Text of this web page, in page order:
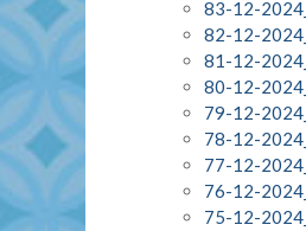
83-12-
82-12-
81-12-
80-12-
79-12-
78-12-
77-12-
76-12-
75-12-